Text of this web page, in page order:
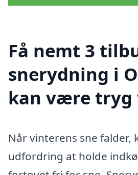
Få nemt 3
snerydning i
kan være tryg
Når vinterens sne falder,
udfordring at holde